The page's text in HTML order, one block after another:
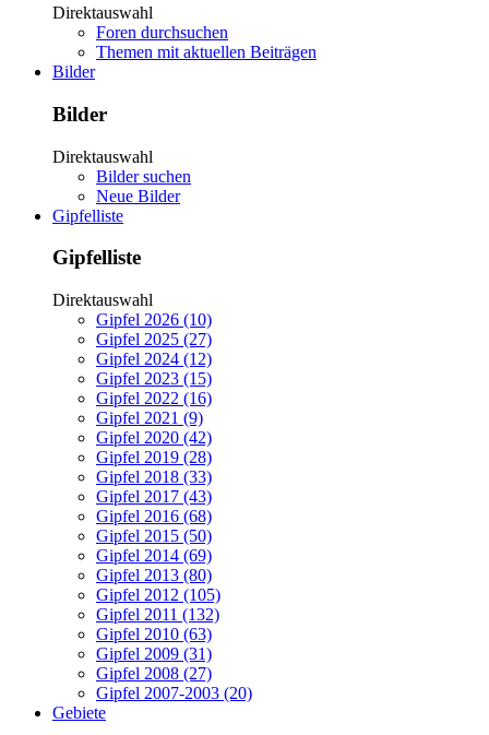
Direktauswahl
Foren durchsuchen
Themen mit aktuellen Beiträgen
Bilder
Bilder
Direktauswahl
Bilder suchen
Neue Bilder
Gipfelliste
Gipfelliste
Direktauswahl
Gipfel 2026 (10)
Gipfel 2025 (27)
Gipfel 2024 (12)
Gipfel 2023 (15)
Gipfel 2022 (16)
Gipfel 2021 (9)
Gipfel 2020 (42)
Gipfel 2019 (28)
Gipfel 2018 (33)
Gipfel 2017 (43)
Gipfel 2016 (68)
Gipfel 2015 (50)
Gipfel 2014 (69)
Gipfel 2013 (80)
Gipfel 2012 (105)
Gipfel 2011 (132)
Gipfel 2010 (63)
Gipfel 2009 (31)
Gipfel 2008 (27)
Gipfel 2007-2003 (20)
Gebiete